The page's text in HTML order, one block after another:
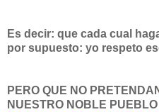
Es decir: que cada cual
por supuesto: yo respeto
PERO QUE NO
NUESTRO NOBLE PUEBLO